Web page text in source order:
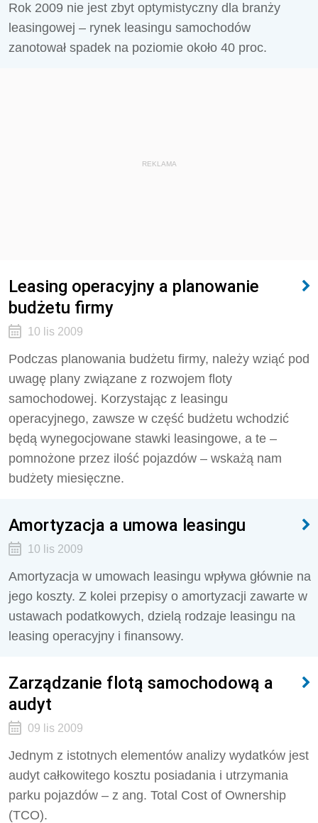
Rok 2009 nie jest zbyt optymistyczny dla branży
leasingowej – rynek leasingu samochodów
zanotował spadek na poziomie około 40 proc.
REKLAMA
Leasing operacyjny a planowanie
budżetu firmy
10 lis 2009
Podczas planowania budżetu firmy, należy wziąć pod
uwagę plany związane z rozwojem floty
samochodowej. Korzystając z leasingu
operacyjnego, zawsze w część budżetu wchodzić
będą wynegocjowane stawki leasingowe, a te –
pomnożone przez ilość pojazdów – wskażą nam
budżety miesięczne.
Amortyzacja a umowa leasingu
10 lis 2009
Amortyzacja w umowach leasingu wpływa głównie na
jego koszty. Z kolei przepisy o amortyzacji zawarte w
ustawach podatkowych, dzielą rodzaje leasingu na
leasing operacyjny i finansowy.
Zarządzanie flotą samochodową a
audyt
09 lis 2009
Jednym z istotnych elementów analizy wydatków jest
audyt całkowitego kosztu posiadania i utrzymania
parku pojazdów – z ang. Total Cost of Ownership
(TCO).